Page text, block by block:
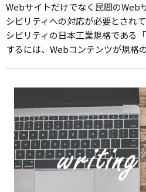
Webサイトだけでなく民間のWeb
シビリティへの対応が必要とされ
シビリティの日本工業規格である
するには、Webコンテンツが規格